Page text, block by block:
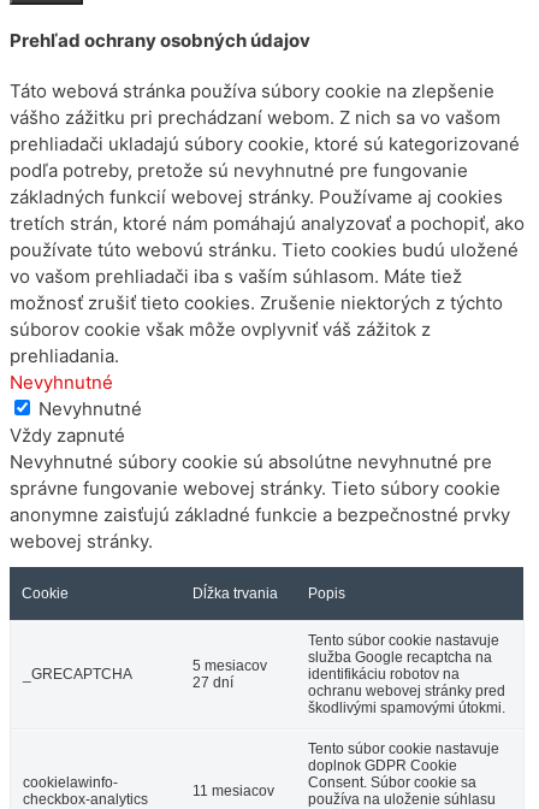
Prehľad ochrany osobných údajov
Táto webová stránka používa súbory cookie na zlepšenie
vášho zážitku pri prechádzaní webom. Z nich sa vo vašom
prehliadači ukladajú súbory cookie, ktoré sú kategorizované
podľa potreby, pretože sú nevyhnutné pre fungovanie
základných funkcií webovej stránky. Používame aj cookies
tretích strán, ktoré nám pomáhajú analyzovať a pochopiť, ako
používate túto webovú stránku. Tieto cookies budú uložené
vo vašom prehliadači iba s vaším súhlasom. Máte tiež
možnosť zrušiť tieto cookies. Zrušenie niektorých z týchto
súborov cookie však môže ovplyvniť váš zážitok z
prehliadania.
Nevyhnutné
Nevyhnutné
Vždy zapnuté
Nevyhnutné súbory cookie sú absolútne nevyhnutné pre
správne fungovanie webovej stránky. Tieto súbory cookie
anonymne zaisťujú základné funkcie a bezpečnostné prvky
webovej stránky.
Cookie Dĺžka trvania Popis
_GRECAPTCHA
5 mesiacov
27 dní
Tento súbor cookie nastavuje
služba Google recaptcha na
identifikáciu robotov na
ochranu webovej stránky pred
škodlivými spamovými útokmi.
cookielawinfo-
checkbox-analytics
11 mesiacov
Tento súbor cookie nastavuje
doplnok GDPR Cookie
Consent. Súbor cookie sa
používa na uloženie súhlasu